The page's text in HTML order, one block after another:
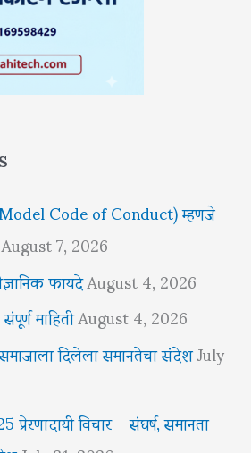
Code of Conduct) म्हणजे
August 7, 2026
फायदेAugust 4, 2026
माहितीAugust 4, 2026
दिलेला समानतेचा संदेशJuly
विचार – संघर्ष, समानता